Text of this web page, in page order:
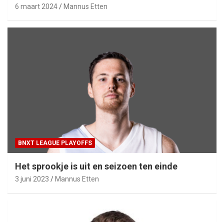
6 maart 2024 Mannus Etten
BNXT LEAGUE PLAYOFFS
Het sprookje is uit en seizoen ten einde
3 juni 2023 Mannus Etten